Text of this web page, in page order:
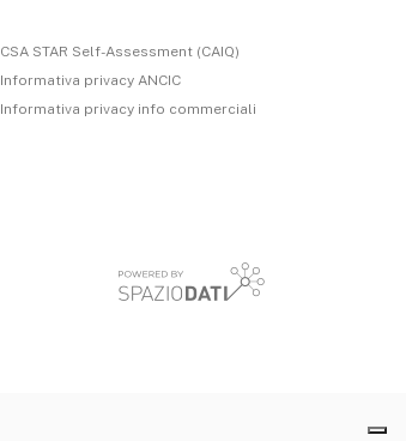
CSA STAR Self-Assessment (CAIQ)
Informativa privacy ANCIC
Informativa privacy info commerciali